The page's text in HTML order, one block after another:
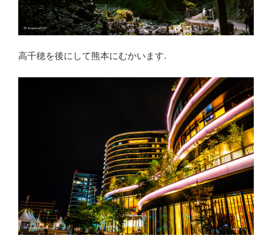
高千穂を後にして熊本にむかいます.